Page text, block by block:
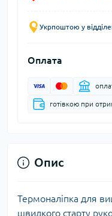
Укрпоштою у
Оплата
готівкою при
Опис
Термоналіпка для
швидкого старту